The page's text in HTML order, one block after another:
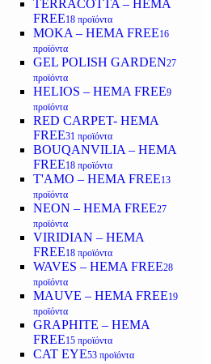
TERRACOTTA – HEMA
FREE18 προϊόντα
MOKA – HEMA FREE16
προϊόντα
GEL POLISH GARDEN27
προϊόντα
HELIOS – HEMA FREE9
προϊόντα
RED CARPET- HEMA
FREE31 προϊόντα
BOUQANVILIA – HEMA
FREE18 προϊόντα
T'AMO – HEMA FREE13
προϊόντα
NEON – HEMA FREE27
προϊόντα
VIRIDIAN – HEMA
FREE18 προϊόντα
WAVES – HEMA FREE28
προϊόντα
MAUVE – HEMA FREE19
προϊόντα
GRAPHITE – HEMA
FREE15 προϊόντα
CAT EYE53 προϊόντα